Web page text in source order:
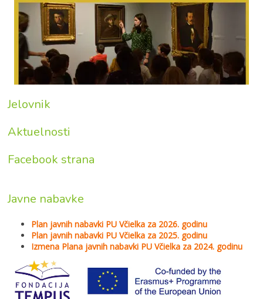
Jelovnik
Aktuelnosti
Facebook strana
Javne nabavke
Plan javnih nabavki PU Včielka za 2026. godinu
Plan javnih nabavki PU Včielka za 2025. godinu
Izmena Plana javnih nabavki PU Včielka za 2024. godinu